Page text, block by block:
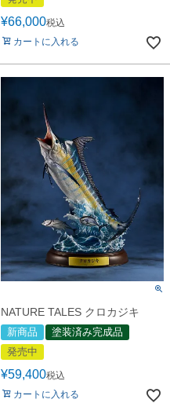
¥66,000税込
カートに入れる
NATURE TALES クロカジキ
新商品
塗装済み完成品
発売中
¥59,400税込
カートに入れる